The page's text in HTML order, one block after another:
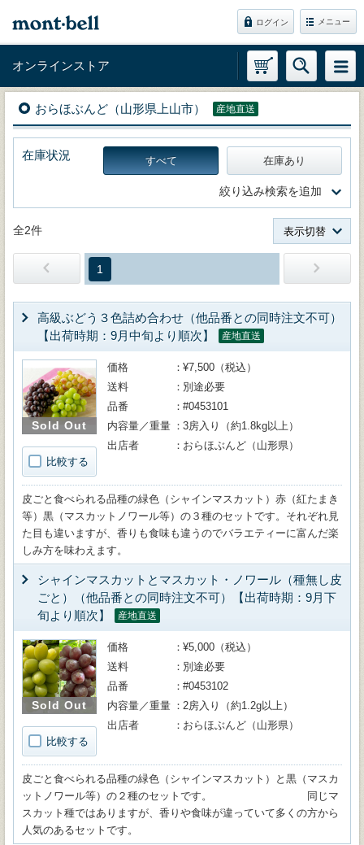
ログイン メニュー
オンラインストア
おらほぶんど（山形県上山市） 産地直送
在庫状況 すべて 在庫あり
絞り込み検索を追加
全2件 表示切替
1
高級ぶどう３色詰め合わせ（他品番との同時注文不可）
【出荷時期：9月中旬より順次】
産地直送
Sold Out
比較する
価格
¥7,500（税込）
送料
別途必要
品番
#0453101
内容量／重量
3房入り（約1.8kg以上）
出店者
おらほぶんど（山形県）
皮ごと食べられる品種の緑色（シャインマスカット）赤（紅たまき
等）黒（マスカットノワール等）の３種のセットです。それぞれ見
た目も違いますが、香りも食味も違うのでバラエティーに富んだ楽
しみ方を味わえます。
シャインマスカットとマスカット・ノワール（種無し皮
ごと）（他品番との同時注文不可）【出荷時期：9月下
旬より順次】
産地直送
Sold Out
比較する
価格
¥5,000（税込）
送料
別途必要
品番
#0453102
内容量／重量
2房入り（約1.2g以上）
出店者
おらほぶんど（山形県）
皮ごと食べられる品種の緑色（シャインマスカット）と黒（マスカ
ットノワール等）の２種のセットです。 同じマ
スカット種ではありますが、香りや食味が違っていて多くの方から
人気のあるセットです。